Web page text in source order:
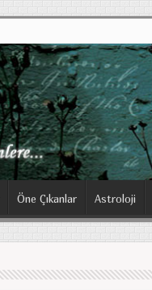
Öne Çıkanlar Astroloji